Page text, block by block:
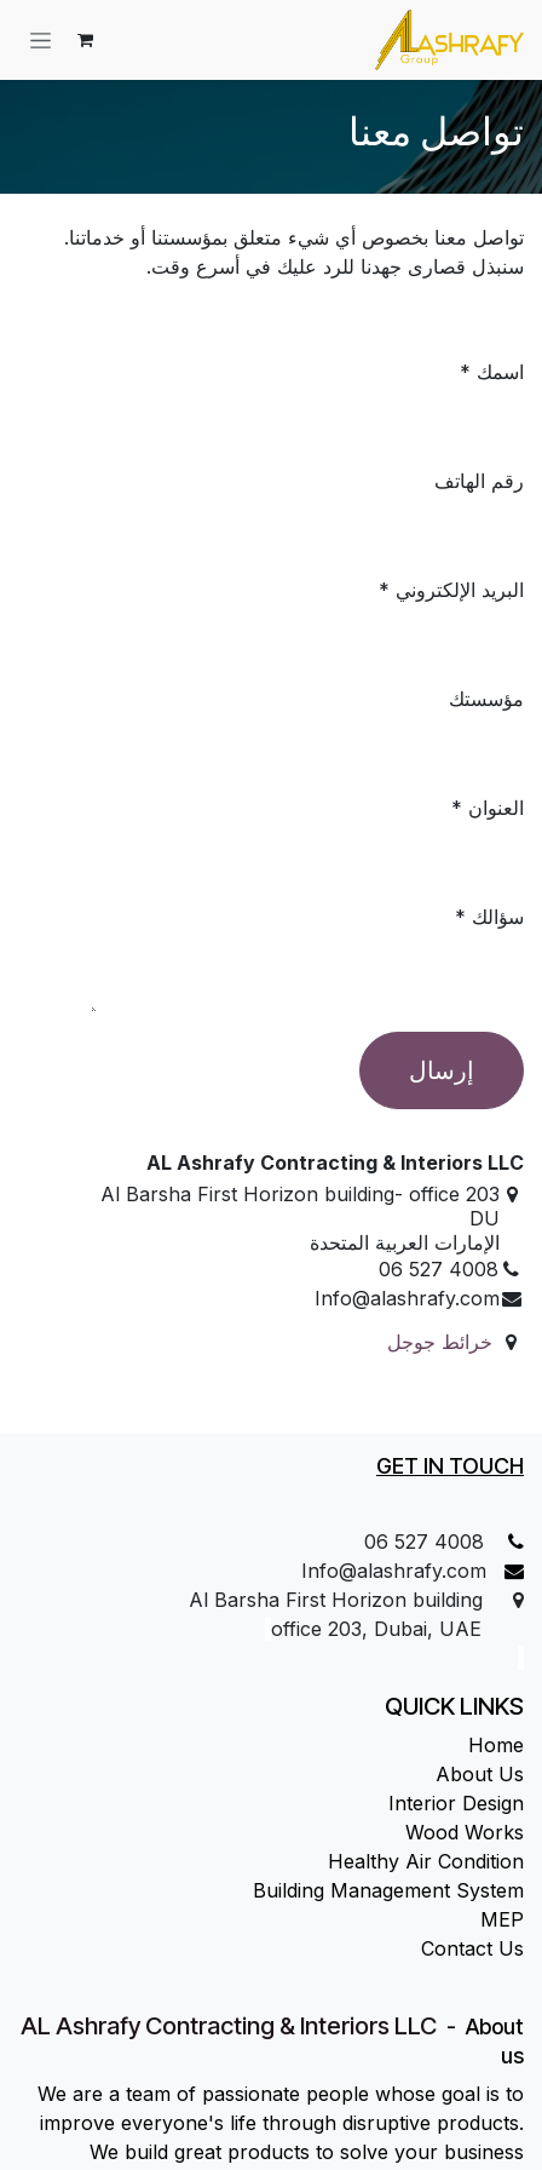
تخطي للذهاب إلى المحتوى
تواصل معنا
تواصل معنا بخصوص أي شيء متعلق بمؤسستنا أو خدماتنا.
سنبذل قصارى جهدنا للرد عليك في أسرع وقت.
اسمك
رقم الهاتف
البريد الإلكتروني
مؤسستك
العنوان
سؤالك
إرسال
AL Ashrafy Contracting & Interiors LLC
Al Barsha First Horizon building- office 203
DU
الإمارات العربية المتحدة
06 527 4008
Info@alashrafy.com
خرائط جوجل
GET IN TOUCH
06 527 4008
Info@alashrafy.com
QUICK LINKS
Home
About Us
Interior Design
Wood Works
Healthy Air Condition
Building Management System
MEP
Contact Us
AL Ashrafy Contracting & Interiors LLC - About
us
We are a team of passionate people whose goal is to
improve everyone's life through disruptive products.
We build great products to solve your business